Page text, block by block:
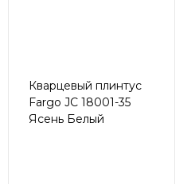
Кварцевый плинтус
Fargo JC 18001-35
Ясень Белый